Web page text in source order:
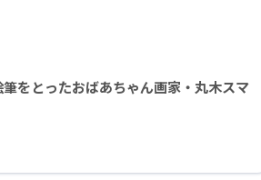
筆をとったおばあちゃん画家・丸木スマ